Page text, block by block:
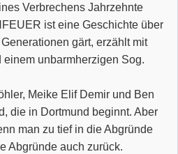
Verbrechens Jahrzehnte
ist eine Geschichte über
gärt, erzählt mit
einem unbarmherzigen Sog.
Meike Elif Demir und Ben
die in Dortmund beginnt. Aber
man zu tief in die Abgründe
Abgründe auch zurück.